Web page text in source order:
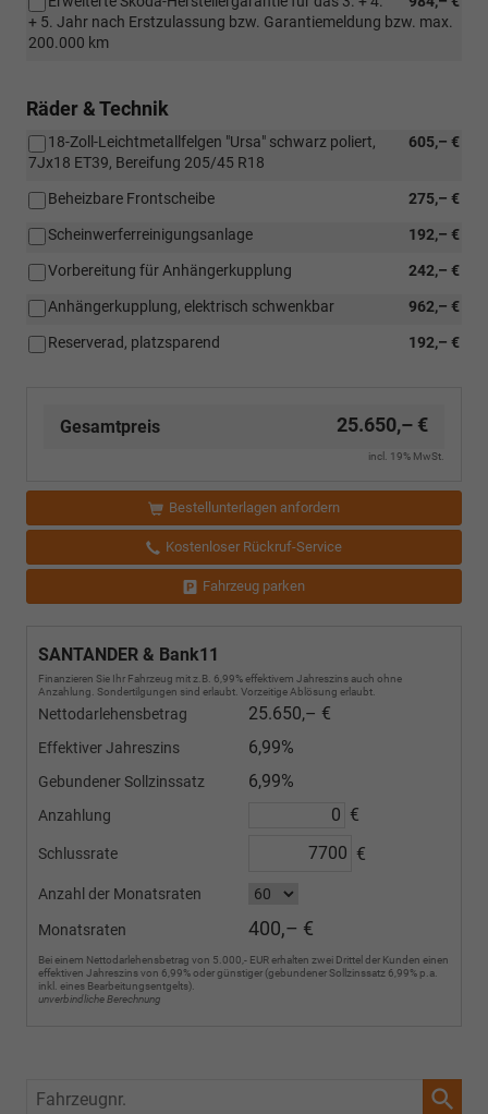
+ 5. Jahr nach Erstzulassung bzw. Garantiemeldung bzw. max.
200.000 km
Räder & Technik
605,– €
18-Zoll-Leichtmetallfelgen "Ursa" schwarz poliert,
7Jx18 ET39, Bereifung 205/45 R18
275,– €
Beheizbare Frontscheibe
192,– €
Scheinwerferreinigungsanlage
242,– €
Vorbereitung für Anhängerkupplung
962,– €
Anhängerkupplung, elektrisch schwenkbar
192,– €
Reserverad, platzsparend
Gesamtpreis 25.650,– €
incl. 19% MwSt.
Bestellunterlagen anfordern
Kostenloser Rückruf-Service
Fahrzeug parken
SANTANDER & Bank11
Finanzieren Sie Ihr Fahrzeug mit z.B. 6,99% effektivem Jahreszins auch ohne
Anzahlung. Sondertilgungen sind erlaubt. Vorzeitige Ablösung erlaubt.
Nettodarlehensbetrag 25.650,– €
Effektiver Jahreszins 6,99%
Gebundener Sollzinssatz 6,99%
Anzahlung €
Schlussrate €
Anzahl der Monatsraten
Monatsraten 400,– €
Bei einem Nettodarlehensbetrag von 5.000,- EUR erhalten zwei Drittel der Kunden einen
effektiven Jahreszins von 6,99% oder günstiger (gebundener Sollzinssatz 6,99% p.a.
inkl. eines Bearbeitungsentgelts).
unverbindliche Berechnung
Fahrzeugnr.